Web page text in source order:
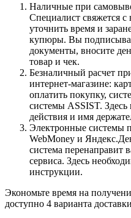
Наличные при
Специалист свяжется
уточнить время и
купюры. Вы
документы, вносите
товар и чек.
Безналичный расчет
интернет-магазине:
оплатить покупку,
системы ASSIST.
действия и имя
Электронные системы
WebMoney и
система перенаправит
сервиса. Здесь
инструкции.
Экономьте время на
доступно 4 варианта